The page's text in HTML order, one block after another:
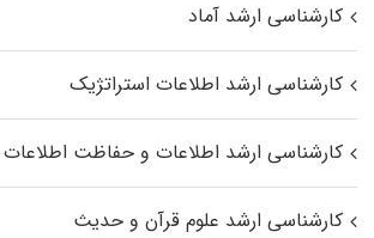
کارشناسی ارشد آماد
کارشناسی ارشد اطلاعات استراتژیک
کارشناسی ارشد اطلاعات و حفاظت اطلاعات
کارشناسی ارشد علوم قرآن و حدیث